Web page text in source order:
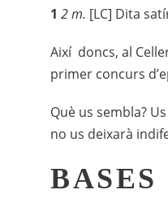
1 2 m. [LC] Dita
Així doncs, al
primer concurs
Què us sembla?
no us deixarà